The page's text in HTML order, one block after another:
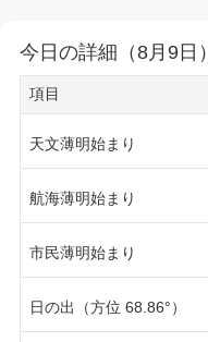
今日の詳細（8月9日）
項目
天文薄明始まり
航海薄明始まり
市民薄明始まり
日の出（方位 68.86°）